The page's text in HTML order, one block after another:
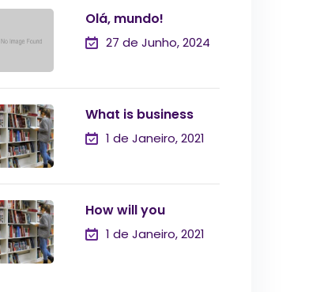
Olá, mundo!
27 de Junho, 2024
What is business
1 de Janeiro, 2021
How will you
1 de Janeiro, 2021